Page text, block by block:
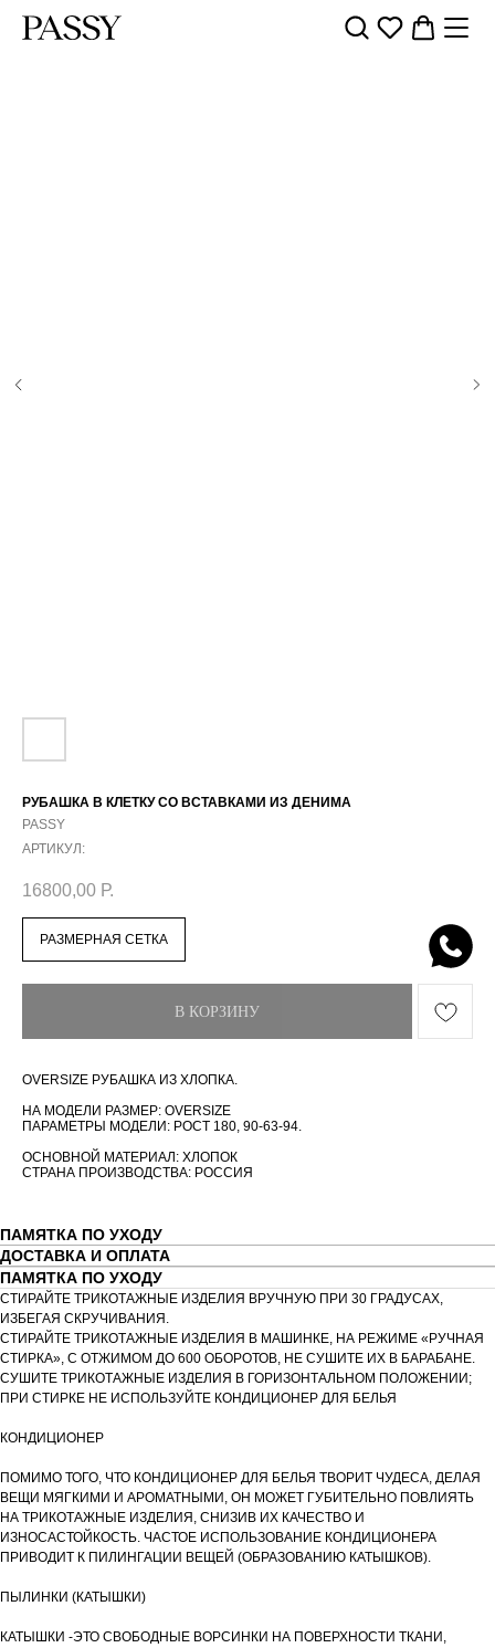
РУБАШКА В КЛЕТКУ СО ВСТАВКАМИ ИЗ ДЕНИМА
PASSY
АРТИКУЛ:
16800,00 Р.
РАЗМЕРНАЯ СЕТКА
В КОРЗИНУ
OVERSIZE РУБАШКА ИЗ ХЛОПКА.
НА МОДЕЛИ РАЗМЕР: OVERSIZE
ПАРАМЕТРЫ МОДЕЛИ: РОСТ 180, 90-63-94.
ОСНОВНОЙ МАТЕРИАЛ: ХЛОПОК
СТРАНА ПРОИЗВОДСТВА: РОССИЯ
ПАМЯТКА ПО УХОДУ
ДОСТАВКА И ОПЛАТА
ПАМЯТКА ПО УХОДУ
СТИРАЙТЕ ТРИКОТАЖНЫЕ ИЗДЕЛИЯ ВРУЧНУЮ ПРИ 30 ГРАДУСАХ,
ИЗБЕГАЯ СКРУЧИВАНИЯ.
СТИРАЙТЕ ТРИКОТАЖНЫЕ ИЗДЕЛИЯ В МАШИНКЕ, НА РЕЖИМЕ «РУЧНАЯ
СТИРКА», С ОТЖИМОМ ДО 600 ОБОРОТОВ, НЕ СУШИТЕ ИХ В БАРАБАНЕ.
СУШИТЕ ТРИКОТАЖНЫЕ ИЗДЕЛИЯ В ГОРИЗОНТАЛЬНОМ ПОЛОЖЕНИИ;
ПРИ СТИРКЕ НЕ ИСПОЛЬЗУЙТЕ КОНДИЦИОНЕР ДЛЯ БЕЛЬЯ
КОНДИЦИОНЕР
ПОМИМО ТОГО, ЧТО КОНДИЦИОНЕР ДЛЯ БЕЛЬЯ ТВОРИТ ЧУДЕСА, ДЕЛАЯ
ВЕЩИ МЯГКИМИ И АРОМАТНЫМИ, ОН МОЖЕТ ГУБИТЕЛЬНО ПОВЛИЯТЬ
НА ТРИКОТАЖНЫЕ ИЗДЕЛИЯ, СНИЗИВ ИХ КАЧЕСТВО И
ИЗНОСАСТОЙКОСТЬ. ЧАСТОЕ ИСПОЛЬЗОВАНИЕ КОНДИЦИОНЕРА
ПРИВОДИТ К ПИЛИНГАЦИИ ВЕЩЕЙ (ОБРАЗОВАНИЮ КАТЫШКОВ).
ПЫЛИНКИ (КАТЫШКИ)
КАТЫШКИ -ЭТО СВОБОДНЫЕ ВОРСИНКИ НА ПОВЕРХНОСТИ ТКАНИ,